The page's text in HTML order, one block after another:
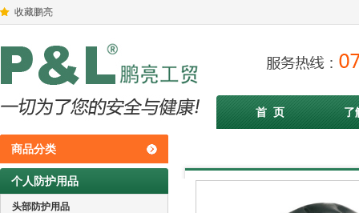
收藏鹏亮
首 页 了
商品分类
个人防护用品
头部防护用品